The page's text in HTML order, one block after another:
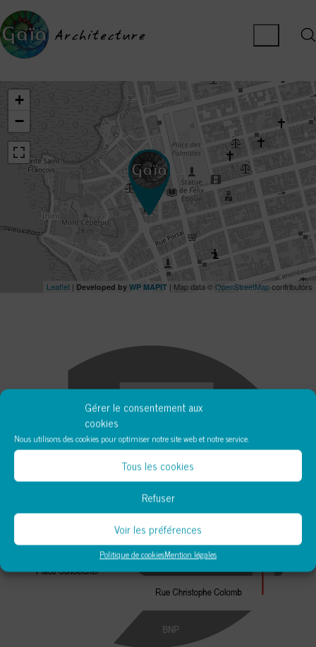
Gérer le consentement aux
cookies
Nous utilisons des cookies pour optimiser notre site web et notre service.
Tous les cookies
Refuser
Voir les préférences
Politique de cookiesMention légales
+
−
Leaflet | Developed by WP MAPIT | Map data ©OpenStreetMapcontributors